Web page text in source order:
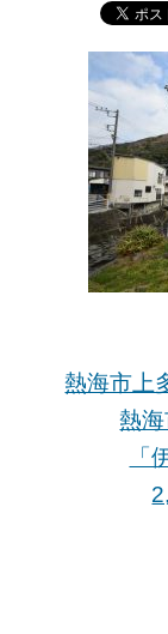
熱海市上
熱
「